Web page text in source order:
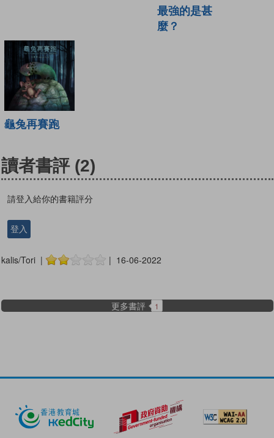
最強的是甚
麼？
龜兔再賽跑
讀者書評 (2)
請登入給你的書籍評分
登入
kalis/Tori | | 16-06-2022
更多書評 1